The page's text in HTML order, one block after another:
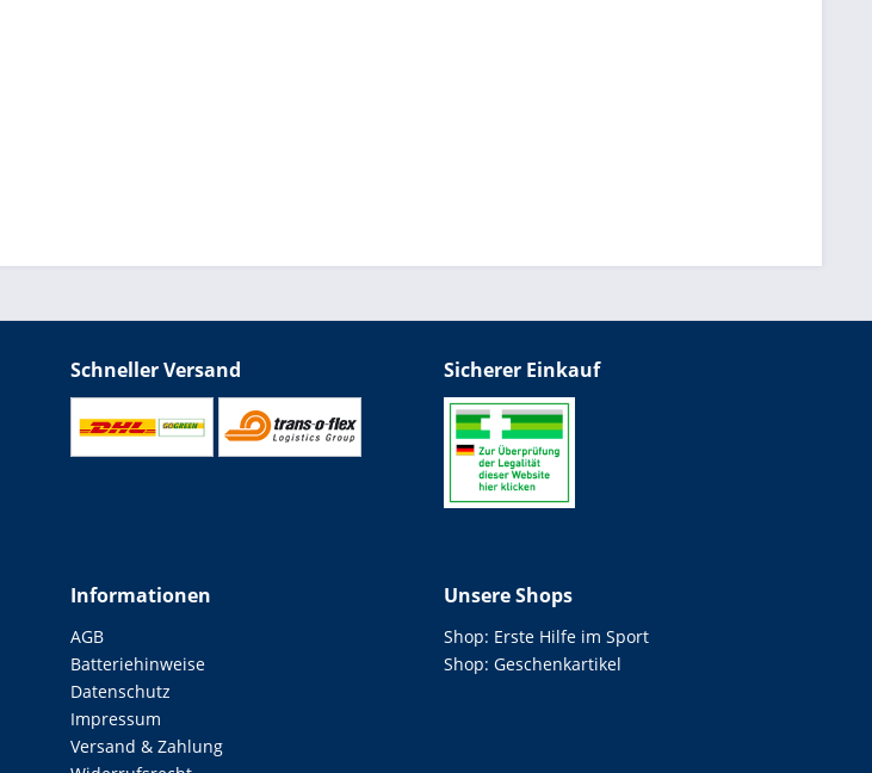
Schneller Versand Sicherer Einkauf
Informationen
AGB
Batteriehinweise
Datenschutz
Impressum
Versand & Zahlung
Unsere Shops
Shop: Erste Hilfe im Sport
Shop: Geschenkartikel